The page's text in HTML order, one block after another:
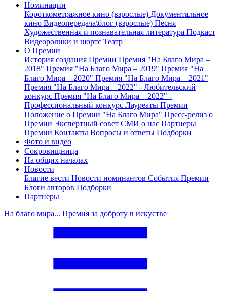
Номинации
Короткометражное кино (взрослые) Документальное
кино Видеопередача\блог (взрослые) Песня
Художественная и познавательная литература Подкаст
Видеоролики и шортс Театр
О Премии
История создания Премии Премия "На Благо Мира –
2018" Премия "На Благо Мира – 2019" Премия "На
Благо Мира – 2020" Премия "На Благо Мира – 2021"
Премия "На Благо Мира – 2022" - Любительский
конкурс Премия "На Благо Мира – 2022" -
Профессиональный конкурс Лауреаты Премии
Положение о Премии "На Благо Мира" Пресс-релиз о
Премии Экспертный совет СМИ о нас Партнеры
Премии Контакты Вопросы и ответы Подборки
Фото и видео
Сокровищница
На общих началах
Новости
Благие вести Новости номинантов События Премии
Блоги авторов Подборки
Партнеры
На благо мира... Премия за доброту в искустве